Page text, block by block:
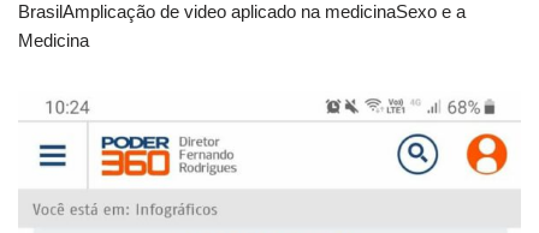
BrasilAmplicação de video aplicado na medicinaSexo e a
Medicina